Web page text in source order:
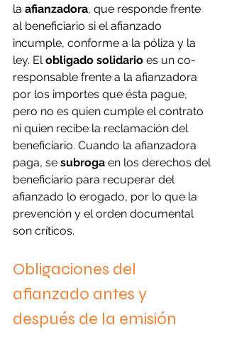
la afianzadora, que responde frente
al beneficiario si el afianzado
incumple, conforme a la póliza y la
ley. El obligado solidario es un co-
responsable frente a la afianzadora
por los importes que ésta pague,
pero no es quien cumple el contrato
ni quien recibe la reclamación del
beneficiario. Cuando la afianzadora
paga, se subroga en los derechos del
beneficiario para recuperar del
afianzado lo erogado, por lo que la
prevención y el orden documental
son críticos.
Obligaciones del
afianzado antes y
después de la emisión